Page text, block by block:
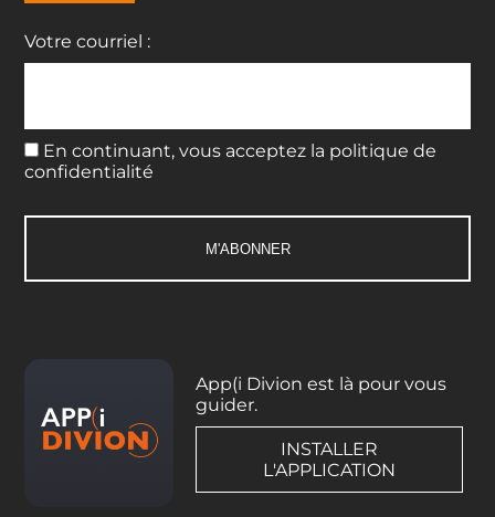
Votre courriel :
En continuant, vous acceptez la politique de
confidentialité
App(i Divion est là pour vous
guider.
INSTALLER
L'APPLICATION